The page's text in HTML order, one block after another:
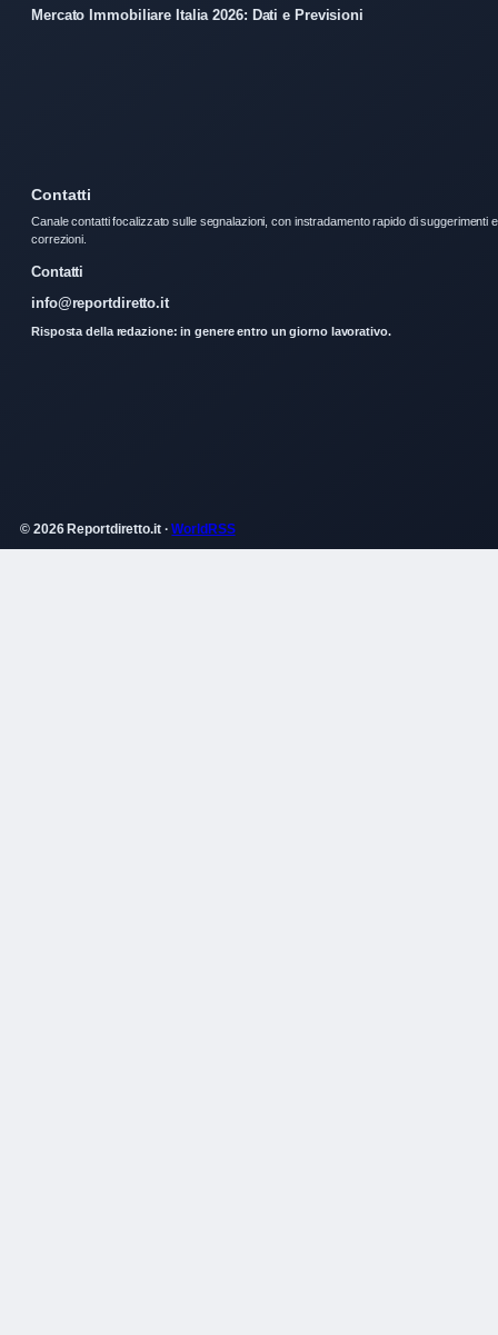
Mercato Immobiliare Italia 2026: Dati e Previsioni
Contatti
Canale contatti focalizzato sulle segnalazioni, con instradamento rapido di suggerimenti e
correzioni.
Contatti
info@reportdiretto.it
Risposta della redazione: in genere entro un giorno lavorativo.
© 2026 Reportdiretto.it ·WorldRSS